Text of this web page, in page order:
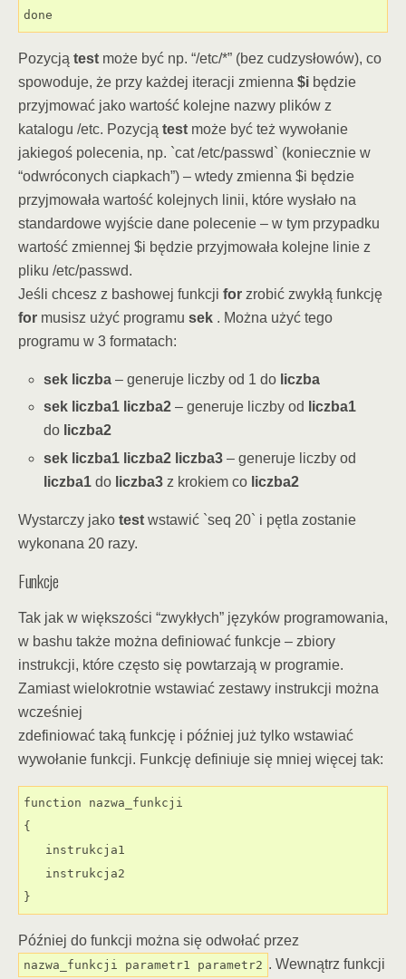
done
Pozycją test może być np. “/etc/*” (bez cudzysłowów), co
spowoduje, że przy każdej iteracji zmienna $i będzie
przyjmować jako wartość kolejne nazwy plików z
katalogu /etc. Pozycją test może być też wywołanie
jakiegoś polecenia, np. `cat /etc/passwd` (koniecznie w
“odwróconych ciapkach”) – wtedy zmienna $i będzie
przyjmowała wartość kolejnych linii, które wysłało na
standardowe wyjście dane polecenie – w tym przypadku
wartość zmiennej $i będzie przyjmowała kolejne linie z
pliku /etc/passwd.
Jeśli chcesz z bashowej funkcji for zrobić zwykłą funkcję
for musisz użyć programu sek . Można użyć tego
programu w 3 formatach:
sek liczba – generuje liczby od 1 do liczba
sek liczba1 liczba2 – generuje liczby od
liczba1
do liczba2
sek liczba1 liczba2 liczba3 – generuje liczby od
liczba1 do liczba3 z krokiem co liczba2
Wystarczy jako test wstawić `seq 20` i pętla zostanie
wykonana 20 razy.
Funkcje
Tak jak w większości “zwykłych” języków programowania,
w bashu także można definiować funkcje – zbiory
instrukcji, które często się powtarzają w programie.
Zamiast wielokrotnie wstawiać zestawy instrukcji można
wcześniej
zdefiniować taką funkcję i później już tylko wstawiać
wywołanie funkcji. Funkcję definiuje się mniej więcej tak:
function nazwa_funkcji
{
   instrukcja1
   instrukcja2
}
Później do funkcji można się odwołać przez
nazwa_funkcji parametr1 parametr2 . Wewnątrz funkcji